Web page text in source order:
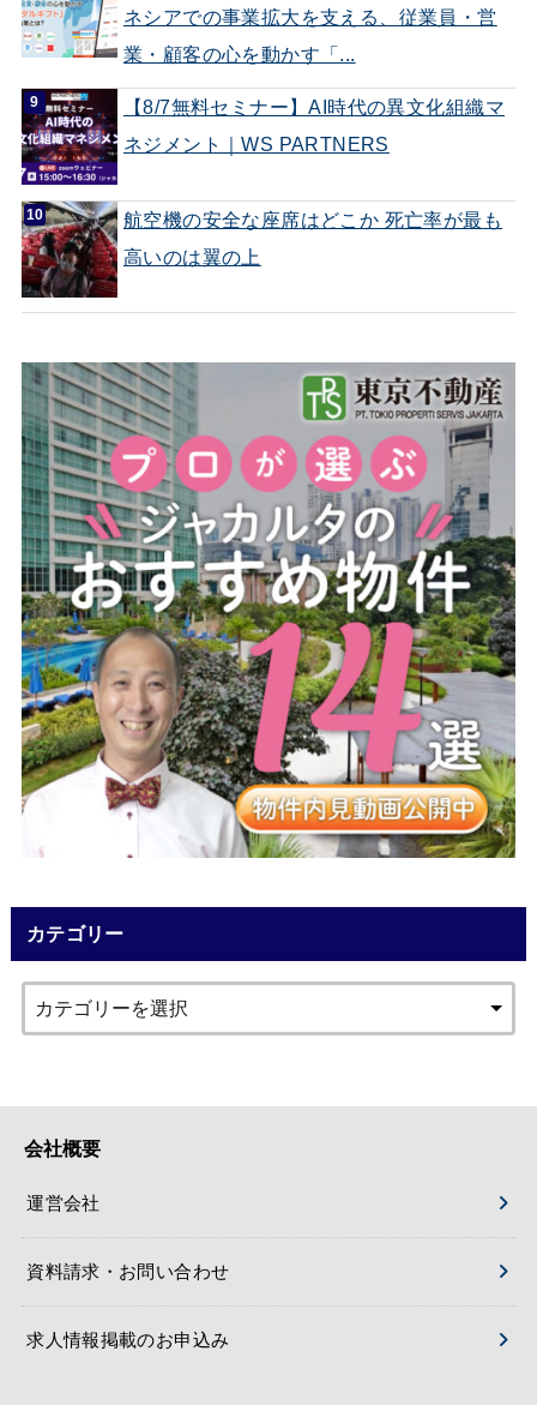
ネシアでの事業拡大を支える、従業員・営
業・顧客の心を動かす「...
【8/7無料セミナー】AI時代の異文化組織マ
ネジメント｜WS PARTNERS
航空機の安全な座席はどこか 死亡率が最も
高いのは翼の上
カテゴリー
会社概要
運営会社
資料請求・お問い合わせ
求人情報掲載のお申込み